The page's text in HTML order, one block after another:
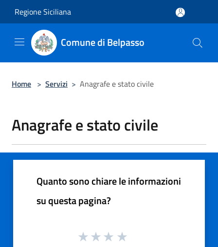
Regione Siciliana
Comune di Belpasso
Home > Servizi > Anagrafe e stato civile
Anagrafe e stato civile
Quanto sono chiare le informazioni
su questa pagina?